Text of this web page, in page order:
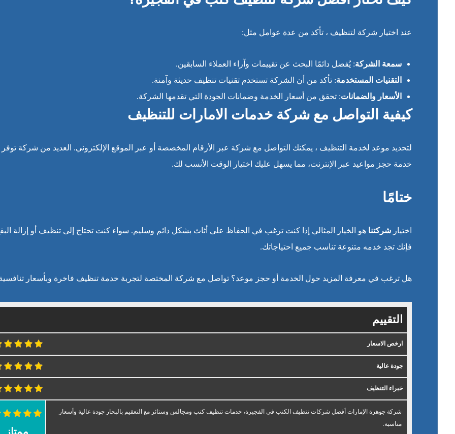
عند اختيار شركة لتنظيف ، تأكد من عدة عوامل مثل:
سمعة الشركة: يُفضل دائمًا البحث عن تقييمات وآراء العملاء السابقين.
التقنيات المستخدمة: تأكد من أن الشركة تستخدم تقنيات تنظيف حديثة وآمنة.
الأسعار والضمانات: تحقق من أسعار الخدمة وضمانات الجودة التي تقدمها الشركة.
كيفية التواصل مع شركة خدمات الامارات للتنظيف
لتحديد موعد لخدمة التنظيف ، يمكنك التواصل مع شركة عبر الأرقام المخصصة أو عبر الموقع الإلكتروني. العديد من شركة توفر
خدمة حجز مواعيد عبر الإنترنت، مما يسهل عليك اختيار الوقت الأنسب لك.
ختامًا
اختيار شركتنا هو الخيار المثالي إذا كنت ترغب في الحفاظ على أثاث بشكل دائم وسليم. سواء كنت تحتاج إلى تنظيف أو إزالة
فإنك تجد خدمه متنوعة تناسب جميع احتياجاتك.
هل ترغب في معرفة المزيد حول الخدمة أو حجز موعد؟ تواصل مع شركة المختصة لتجربة خدمة تنظيف فاخرة وبأسعار
التقييم
ارخص الاسعار
جودة عالية
خبراء التنظيف
ممتاز
شركة جوهرة الإمارات أفضل شركات تنظيف الكنب في الفجيرة، خدمات تنظيف كنب ومجالس وستائر مع التعقيم بالبخار جودة عالية وأسعار
مناسبة.